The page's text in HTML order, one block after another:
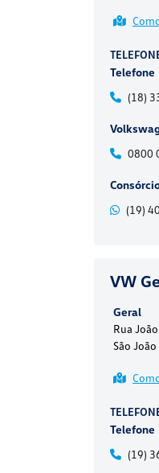
Telefone
(18)
0800
(19)
VW
Geral
Rua
São
Telefone
(19)